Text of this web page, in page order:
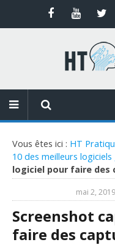
Vous êtes ici : HT
10 des meilleurs
logiciel pour faire des
mai 2, 2019
Screenshot
faire des